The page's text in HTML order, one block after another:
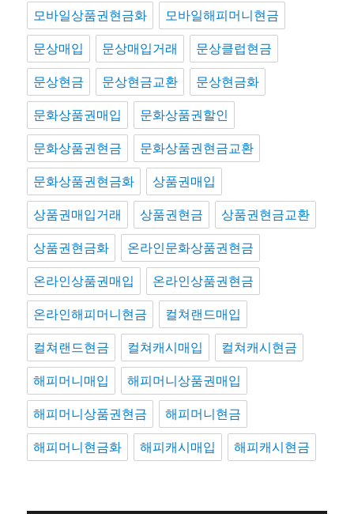
모바일상품권현금화 모바일해피머니현금
문상매입 문상매입거래 문상클럽현금
문상현금 문상현금교환 문상현금화
문화상품권매입 문화상품권할인
문화상품권현금 문화상품권현금교환
문화상품권현금화 상품권매입
상품권매입거래 상품권현금 상품권현금교환
상품권현금화 온라인문화상품권현금
온라인상품권매입 온라인상품권현금
온라인해피머니현금 컬쳐랜드매입
컬쳐랜드현금 컬쳐캐시매입 컬쳐캐시현금
해피머니매입 해피머니상품권매입
해피머니상품권현금 해피머니현금
해피머니현금화 해피캐시매입 해피캐시현금